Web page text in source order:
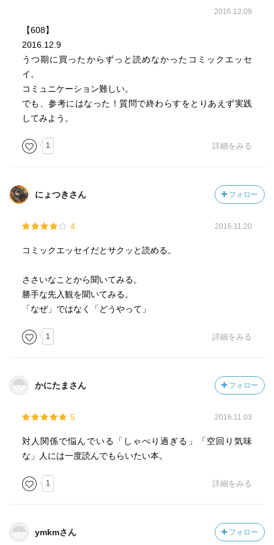
2016.12.09
【608】
2016.12.9
うつ期に買ったからずっと読めなかったコミックエッセ
イ。
コミュニケーション難しい。
でも、参考にはなった！質問で終わらすをとりあえず実践
してみよう。
1 詳細をみる
にょつきさん フォロー
4 2016.11.20
コミックエッセイだとサクッと読める。
ささいなことから聞いてみる。
勝手な先入観を聞いてみる。
「なぜ」ではなく「どうやって」
1 詳細をみる
かにたまさん フォロー
5 2016.11.03
対人関係で悩んでいる「しゃべり過ぎる」「空回り気味
な」人には一度読んでもらいたい本。
1 詳細をみる
ymkmさん フォロー